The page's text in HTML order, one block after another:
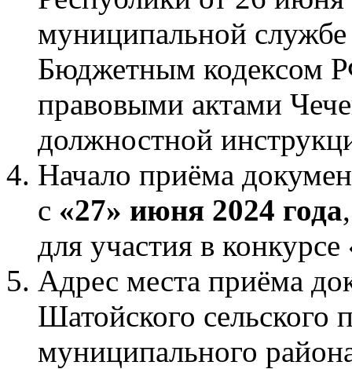
муниципальной
Бюджетным кодексом
правовыми актами
должностной
Начало приёма
с «27» июня 2024 года
для участия в конкурсе
Адрес места приёма
Шатойского сельского
муниципального